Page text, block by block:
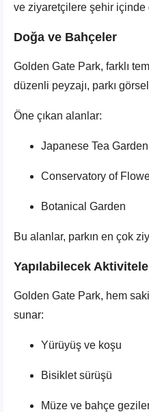
ve ziyaretçilere şehir içinde
Doğa ve Bahçeler
Golden Gate Park, farklı
düzenli peyzajı, parkı
Öne çıkan alanlar:
Japanese Tea Garden
Conservatory of
Botanical Garden
Bu alanlar, parkın en çok
Yapılabilecek
Golden Gate Park, hem
sunar:
Yürüyüş ve koşu
Bisiklet sürüşü
Müze ve bahçe